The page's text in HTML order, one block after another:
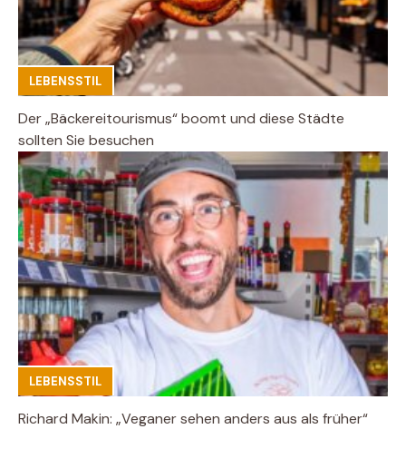
LEBENSSTIL
Der „Bäckereitourismus“ boomt und diese Städte
sollten Sie besuchen
LEBENSSTIL
Richard Makin: „Veganer sehen anders aus als früher“